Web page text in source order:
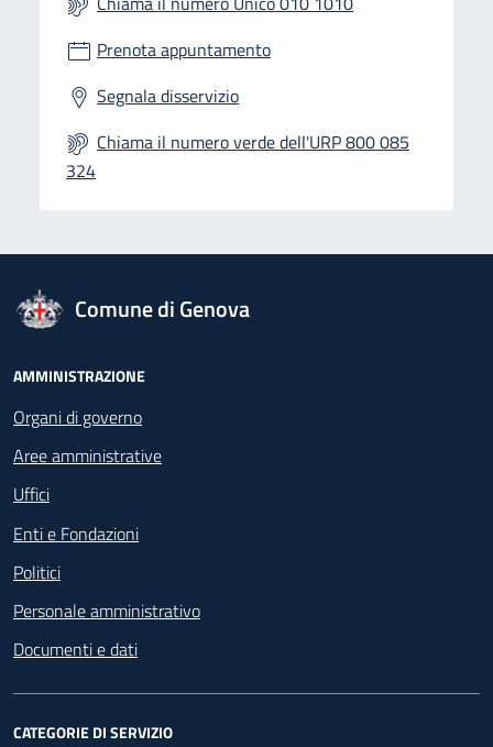
Prenota appuntamento
Segnala disservizio
Chiama il numero verde dell'URP 800 085
324
logo Unione Europea
Comune di Genova
Footer - Navigazione
AMMINISTRAZIONE
Organi di governo
Aree amministrative
Uffici
Enti e Fondazioni
Politici
Personale amministrativo
Documenti e dati
CATEGORIE DI SERVIZIO